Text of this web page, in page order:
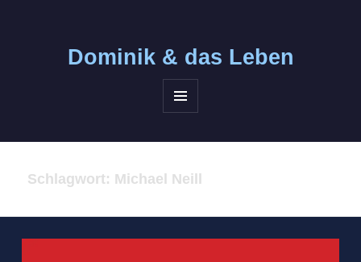
Dominik & das Leben
WIDGETS
Schlagwort: Michael Neill